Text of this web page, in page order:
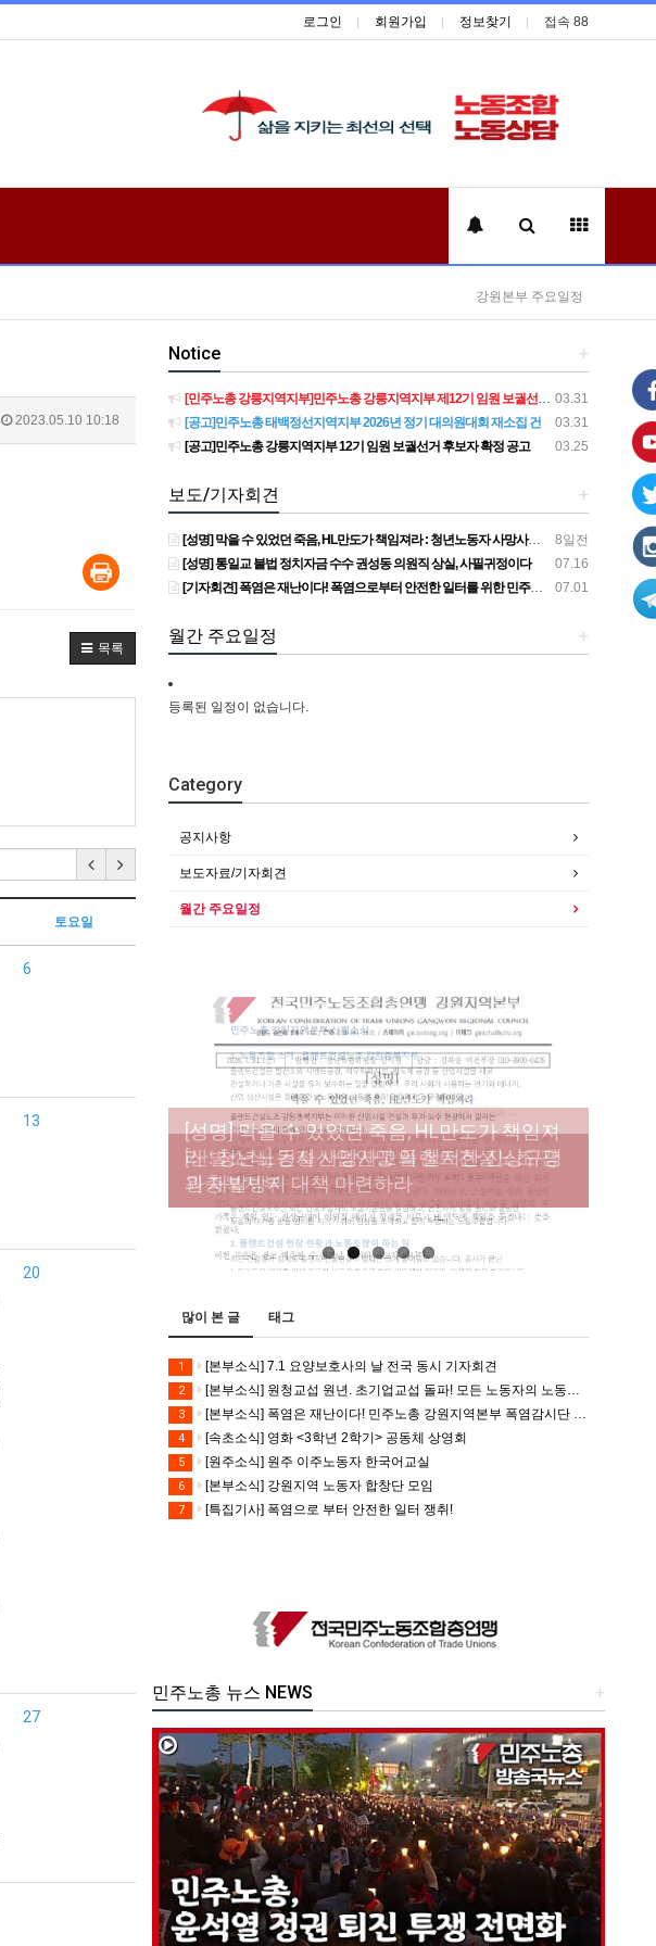
로그인 회원가입 정보찾기 접속 88
강원본부 주요일정
2023.05.10 10:18
목록
토요일
6
13
20
27
+
Notice
03.31
[민주노총 강릉지역지부]민주노총 강릉지역지부 제12기 임원 보궐선거결과 공고
03.31
[공고]민주노총 태백정선지역지부 2026년 정기 대의원대회 재소집 건
03.25
[공고]민주노총 강릉지역지부 12기 임원 보궐선거 후보자 확정 공고
+
보도/기자회견
8일전
[성명] 막을 수 있었던 죽음, HL만도가 책임져라 : 청년노동자 사망사고의 철저한 진상규명과 재발방지 대책 마련하라
07.16
[성명] 통일교 불법 정치자금 수수 권성동 의원직 상실, 사필귀정이다
07.01
[기자회견] 폭염은 재난이다! 폭염으로부터 안전한 일터를 위한 민주노총 강원지역본부 폭염감시단 선포 기자회견
+
월간 주요일정
등록된 일정이 없습니다.
Category
공지사항
보도자료/기자회견
월간 주요일정
[성명] 막을 수 있었던 죽음, HL만도가 책임져
라 : 청년노동자 사망사고의 철저한 진상규명
과 재발방지 대책 마련하라
[산별소식] 건설산업연맹 플랜트건설노조 강
원충북지부
[강릉,속초,원주,춘천] 폭염감시단 사업 이모저
모
[조합원☆인터뷰] 서비스연맹 전국학교비정
규직노동조합 강원지부 김유미 춘천지회장
[본부소식] 강원지역 노동자 합창단 모임
많이 본 글 태그
1 [본부소식] 7.1 요양보호사의 날 전국 동시 기자회견
2 [본부소식] 원청교섭 원년. 초기업교섭 돌파! 모든 노동자의 노동기본권 쟁취! 민주노총 7.15 총파업대회
3 [본부소식] 폭염은 재난이다! 민주노총 강원지역본부 폭염감시단 선포 기자회견
4 [속초소식] 영화 <3학년 2학기> 공동체 상영회
5 [원주소식] 원주 이주노동자 한국어교실
6 [본부소식] 강원지역 노동자 합창단 모임
7 [특집기사] 폭염으로 부터 안전한 일터 쟁취!
+
민주노총 뉴스 NEWS